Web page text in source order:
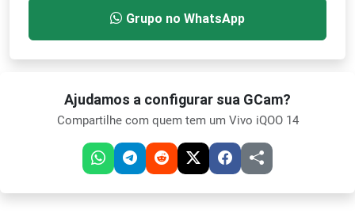
Grupo no WhatsApp
Ajudamos a configurar sua GCam?
Compartilhe com quem tem um Vivo iQOO 14